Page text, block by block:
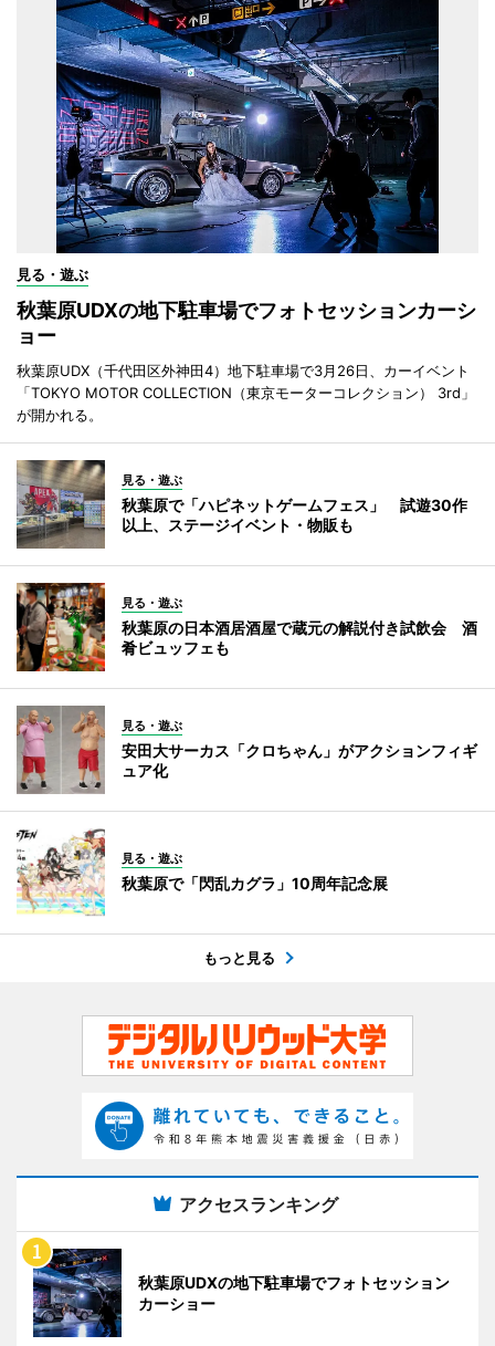
見る・遊ぶ
秋葉原UDXの地下駐車場でフォトセッションカーシ
ョー
秋葉原UDX（千代田区外神田4）地下駐車場で3月26日、カーイベント
「TOKYO MOTOR COLLECTION（東京モーターコレクション） 3rd」
が開かれる。
見る・遊ぶ
秋葉原で「ハピネットゲームフェス」 試遊30作
以上、ステージイベント・物販も
見る・遊ぶ
秋葉原の日本酒居酒屋で蔵元の解説付き試飲会 酒
肴ビュッフェも
見る・遊ぶ
安田大サーカス「クロちゃん」がアクションフィギ
ュア化
見る・遊ぶ
秋葉原で「閃乱カグラ」10周年記念展
もっと見る
アクセスランキング
秋葉原UDXの地下駐車場でフォトセッション
カーショー